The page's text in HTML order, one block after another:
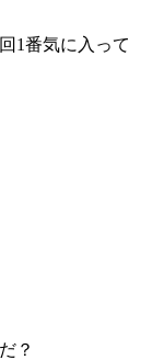
1番気に入って
？